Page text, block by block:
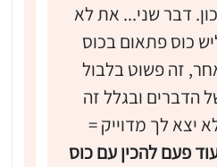
דבר שני... את לא
כוס פתאום בכוס
זה פשוט בלבול
הדברים ובגלל זה
יצא לך מדוייק =
פעם להכין עם כוס